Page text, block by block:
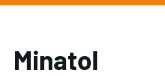
Minatol